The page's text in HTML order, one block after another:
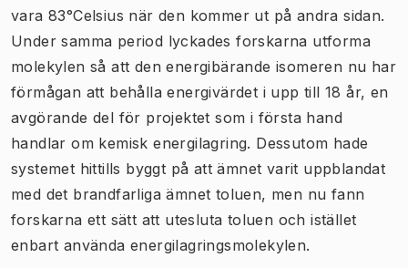
vara 83°Celsius när den kommer ut på andra sidan.
Under samma period lyckades forskarna utforma
molekylen så att den energibärande isomeren nu har
förmågan att behålla energivärdet i upp till 18 år, en
avgörande del för projektet som i första hand
handlar om kemisk energilagring. Dessutom hade
systemet hittills byggt på att ämnet varit uppblandat
med det brandfarliga ämnet toluen, men nu fann
forskarna ett sätt att utesluta toluen och istället
enbart använda energilagringsmolekylen.